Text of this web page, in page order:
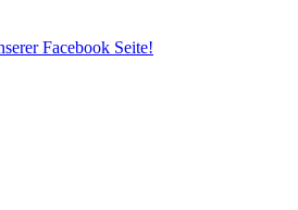
Facebook Seite!